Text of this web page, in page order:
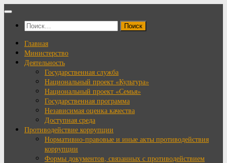
Перейти
содержимому
Найти:
Главная
Министерство
Деятельность
Государственная служба
Национальный проект «Культура»
Национальный проект «Семья»
Государственная программа
Независимая оценка качества
Доступная среда
Противодействие коррупции
Нормативно-правовые и иные акты противодействия
коррупции
Формы документов, связанных с противодействием